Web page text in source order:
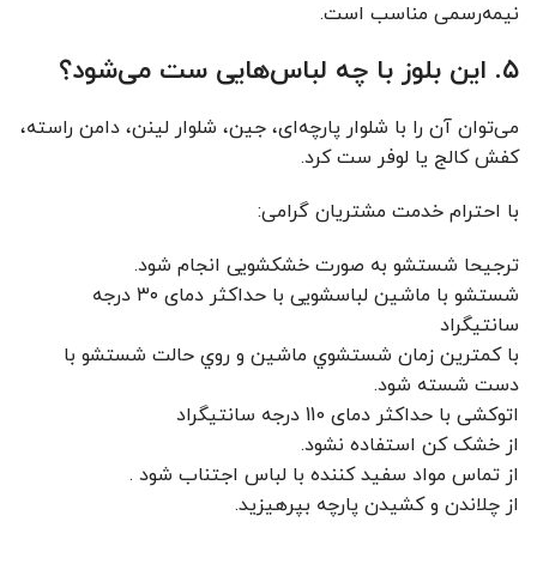
نیمه‌رسمی مناسب است.
۵. این بلوز با چه لباس‌هایی ست می‌شود؟
می‌توان آن را با شلوار پارچه‌ای، جین، شلوار لینن، دامن راسته،
کفش کالج یا لوفر ست کرد.
با احترام خدمت مشتریان گرامی:
ترجیحا شستشو به صورت خشکشویی انجام شود.
شستشو با ماشین لباسشویی با حداکثر دمای ۳۰ درجه
سانتیگراد
با کمترين زمان شستشوي ماشين و روي حالت شستشو با
دست شسته شود.
اتوکشی با حداکثر دمای 110 درجه سانتیگراد
از خشک کن استفاده نشود.
از تماس مواد سفید کننده با لباس اجتناب شود .
از چلاندن و کشيدن پارچه بپرهيزيد.